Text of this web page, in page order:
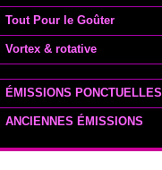
Tout Pour le Goûter
Vortex & rotative
ÉMISSIONS PONCTUELLES
ANCIENNES ÉMISSIONS